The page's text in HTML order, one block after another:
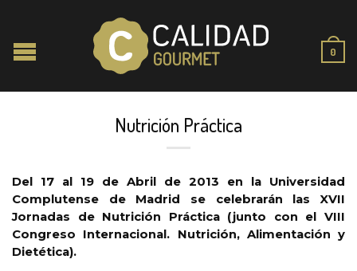
0
Nutrición Práctica
Del 17 al 19 de Abril de 2013 en la Universidad
Complutense de Madrid se celebrarán las XVII
Jornadas de Nutrición Práctica (junto con el VIII
Congreso Internacional. Nutrición, Alimentación y
Dietética).